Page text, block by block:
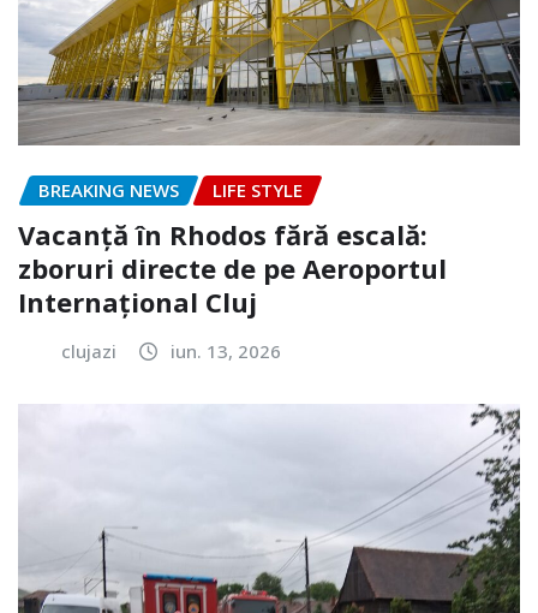
BREAKING NEWS LIFE STYLE
Vacanță în Rhodos fără escală:
zboruri directe de pe Aeroportul
Internațional Cluj
clujazi iun. 13, 2026